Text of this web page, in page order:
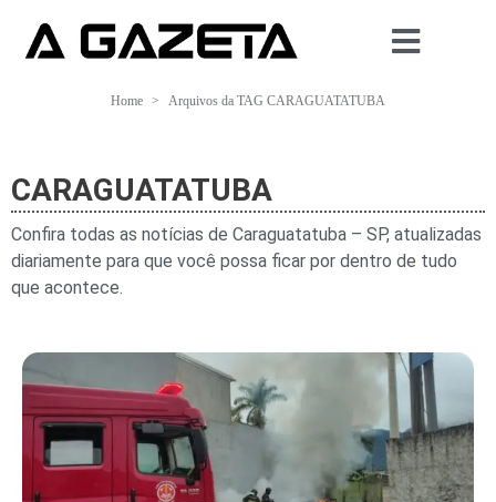
Home Arquivos da TAG CARAGUATATUBA
CARAGUATATUBA
Confira todas as notícias de Caraguatatuba – SP, atualizadas
diariamente para que você possa ficar por dentro de tudo
que acontece.